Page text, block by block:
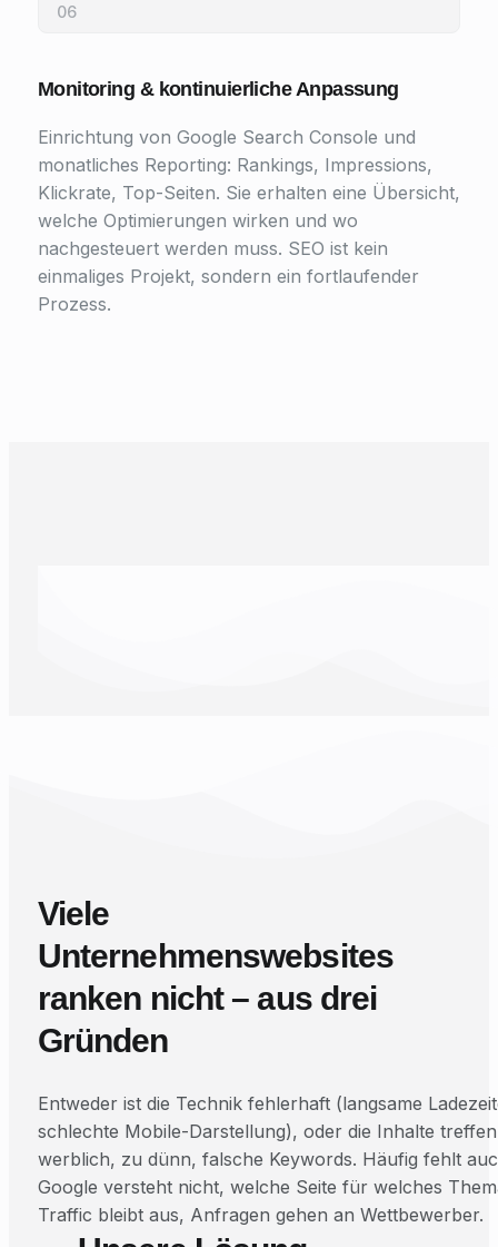
06
Monitoring & kontinuierliche Anpassung
Einrichtung von Google Search Console und
monatliches Reporting: Rankings, Impressions,
Klickrate, Top-Seiten. Sie erhalten eine Übersicht,
welche Optimierungen wirken und wo
nachgesteuert werden muss. SEO ist kein
einmaliges Projekt, sondern ein fortlaufender
Prozess.
Viele
Unternehmenswebsites
ranken nicht – aus drei
Gründen
Entweder ist die Technik fehlerhaft (langsame
schlechte Mobile-Darstellung), oder die Inhalte
werblich, zu dünn, falsche Keywords. Häufig fehlt
Google versteht nicht, welche Seite für welches
Traffic bleibt aus, Anfragen gehen an Wettbewerber.